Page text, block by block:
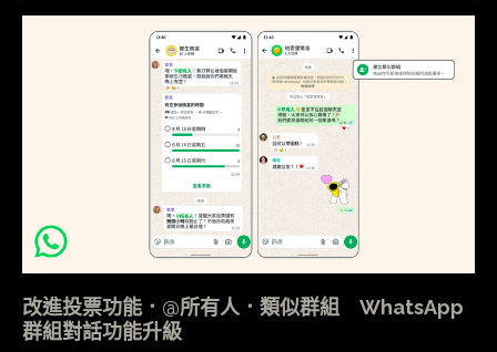
改進投票功能．@所有人．類似群組 WhatsApp
群組對話功能升級